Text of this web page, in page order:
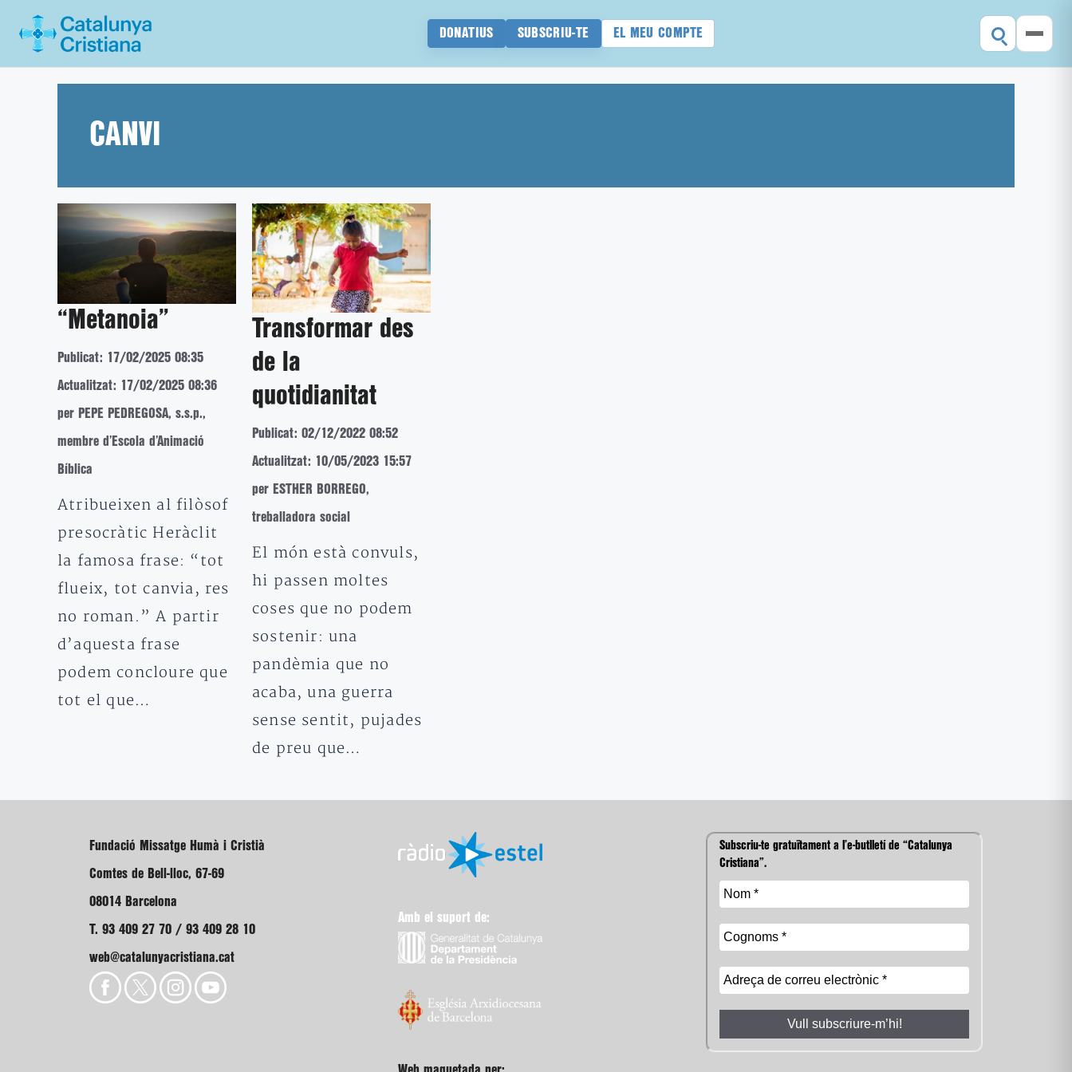
DONATIUS SUBSCRIU-TE EL MEU COMPTE
CANVI
“Metanoia”
Publicat: 17/02/2025 08:35
Actualitzat: 17/02/2025 08:36
per PEPE PEDREGOSA, s.s.p.,
membre d’Escola d’Animació
Bíblica
Atribueixen al filòsof
presocràtic Heràclit
la famosa frase: “tot
flueix, tot canvia, res
no roman.” A partir
d’aquesta frase
podem concloure que
tot el que…
Transformar des
de la
quotidianitat
Publicat: 02/12/2022 08:52
Actualitzat: 10/05/2023 15:57
per ESTHER BORREGO,
treballadora social
El món està convuls,
hi passen moltes
coses que no podem
sostenir: una
pandèmia que no
acaba, una guerra
sense sentit, pujades
de preu que…
Fundació Missatge Humà i Cristià
Comtes de Bell-lloc, 67-69
08014 Barcelona
T. 93 409 27 70 / 93 409 28 10
web@catalunyacristiana.cat
Amb el suport de:
Subscriu-te gratuïtament a l’e-butlletí de “Catalunya
Cristiana”.